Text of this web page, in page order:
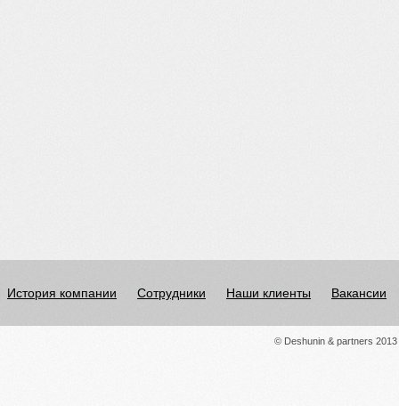
История компании Сотрудники Наши клиенты Вакансии
© Deshunin & partners 2013